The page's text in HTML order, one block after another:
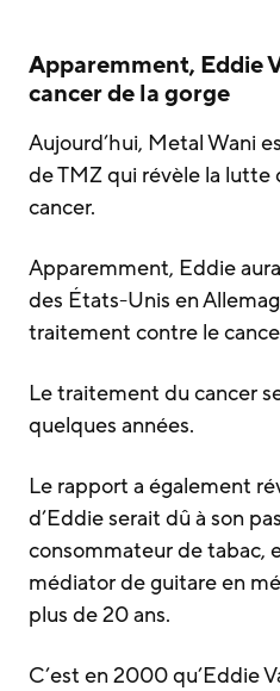
Apparemment, Eddie
cancer de la gorge
Aujourd’hui, Metal Wani
de TMZ qui révèle la lutte
cancer.
Apparemment, Eddie
des États-Unis en
traitement contre le
Le traitement du cancer
quelques années.
Le rapport a également
d’Eddie serait dû à son
consommateur de tabac,
médiator de guitare en
plus de 20 ans.
C’est en 2000 qu’Eddie